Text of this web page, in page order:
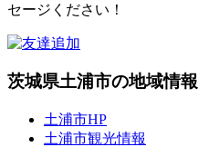
セージください！
茨城県土浦市の地域情報
土浦市HP
土浦市観光情報